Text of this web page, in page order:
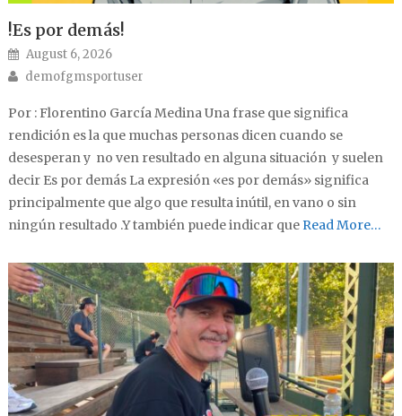
!Es por demás!
Posted on
August 6, 2026
Author
demofgmsportuser
Por : Florentino García Medina Una frase que significa
rendición es la que muchas personas dicen cuando se
desesperan y no ven resultado en alguna situación y suelen
decir Es por demás La expresión «es por demás» significa
principalmente que algo que resulta inútil, en vano o sin
ningún resultado .Y también puede indicar queRead More…